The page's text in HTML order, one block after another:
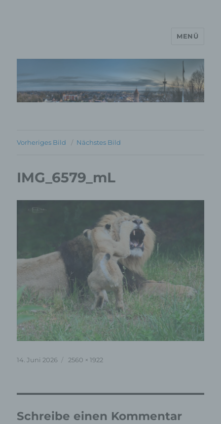
MP Mario Porten Beratung
Training Coaching
MENÜ
Vorheriges Bild Nächstes Bild
IMG_6579_mL
Veröffentlicht
14. Juni 2026 Originalgröße
2560 × 1922
Schreibe einen Kommentar